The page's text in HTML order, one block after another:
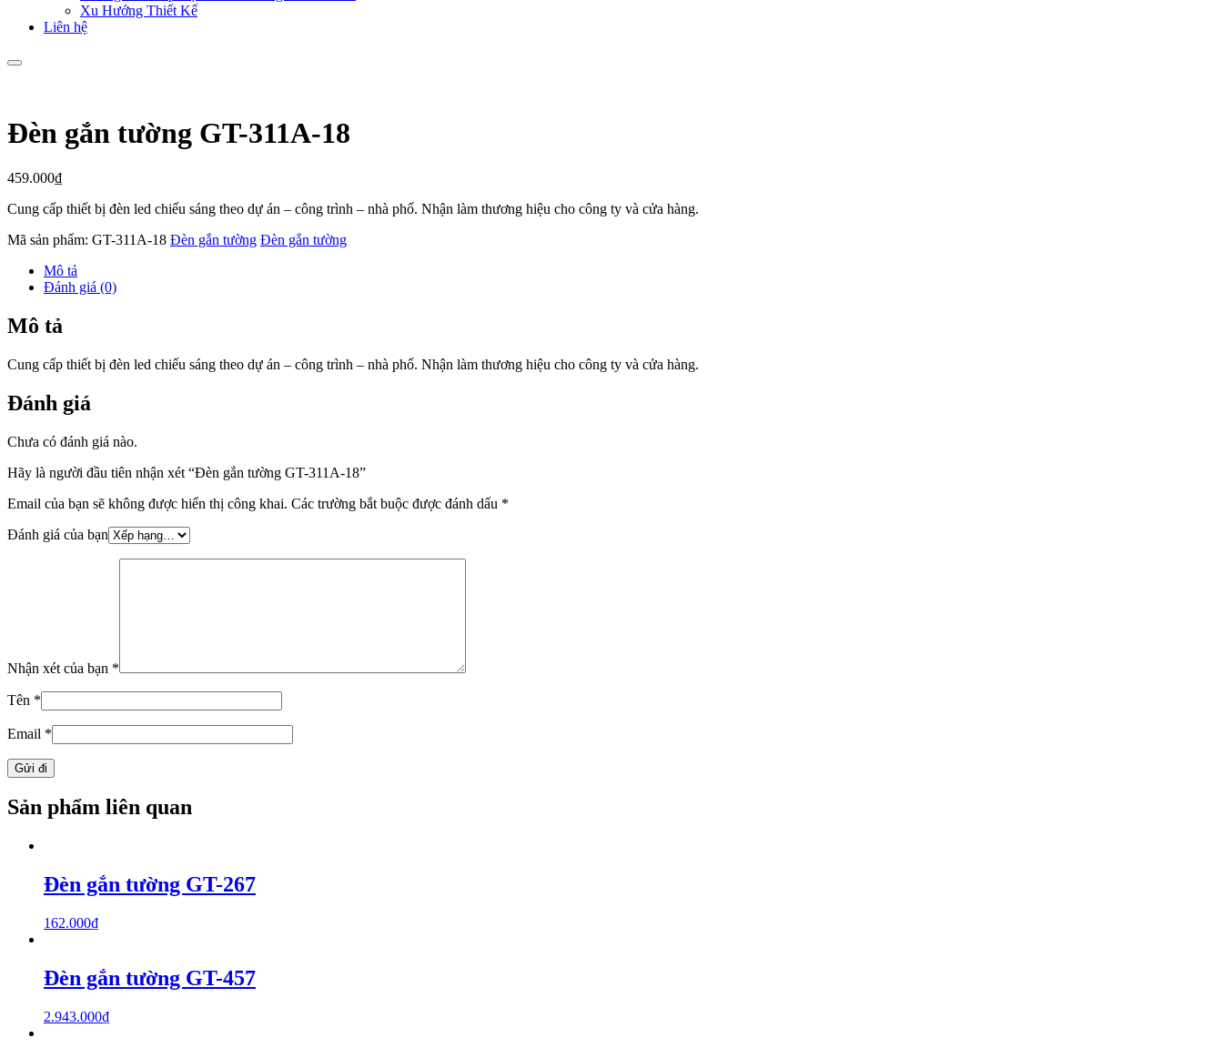
Xu Hướng Thiết Kế
Liên hệ
Đèn gắn tường GT-311A-18
459.000₫
Cung cấp thiết bị đèn led chiếu sáng theo dự án – công trình – nhà phố. Nhận làm thương hiệu cho công ty và cửa hàng.
Mã sản phẩm: GT-311A-18 Đèn gắn tường Đèn gắn tường
Mô tả
Đánh giá (0)
Mô tả
Cung cấp thiết bị đèn led chiếu sáng theo dự án – công trình – nhà phố. Nhận làm thương hiệu cho công ty và cửa hàng.
Đánh giá
Chưa có đánh giá nào.
Hãy là người đầu tiên nhận xét “Đèn gắn tường GT-311A-18”
Email của bạn sẽ không được hiển thị công khai. Các trường bắt buộc được đánh dấu *
Đánh giá của bạn
Nhận xét của bạn *
Tên *
Email *
Sản phẩm liên quan
Đèn gắn tường GT-267
162.000₫
Đèn gắn tường GT-457
2.943.000₫